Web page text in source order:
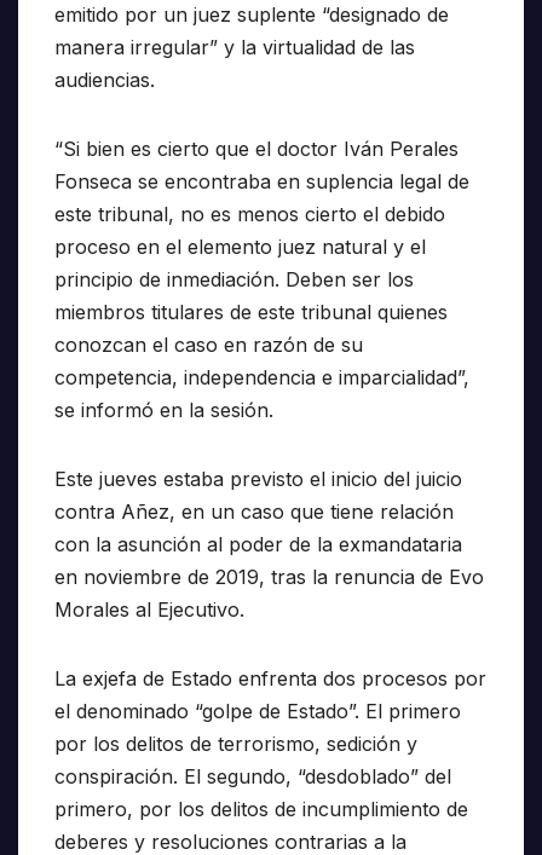
emitido por un juez suplente “designado de
manera irregular” y la virtualidad de las
audiencias.
“Si bien es cierto que el doctor Iván Perales
Fonseca se encontraba en suplencia legal de
este tribunal, no es menos cierto el debido
proceso en el elemento juez natural y el
principio de inmediación. Deben ser los
miembros titulares de este tribunal quienes
conozcan el caso en razón de su
competencia, independencia e imparcialidad”,
se informó en la sesión.
Este jueves estaba previsto el inicio del juicio
contra Añez, en un caso que tiene relación
con la asunción al poder de la exmandataria
en noviembre de 2019, tras la renuncia de Evo
Morales al Ejecutivo.
La exjefa de Estado enfrenta dos procesos por
el denominado “golpe de Estado”. El primero
por los delitos de terrorismo, sedición y
conspiración. El segundo, “desdoblado” del
primero, por los delitos de incumplimiento de
deberes y resoluciones contrarias a la